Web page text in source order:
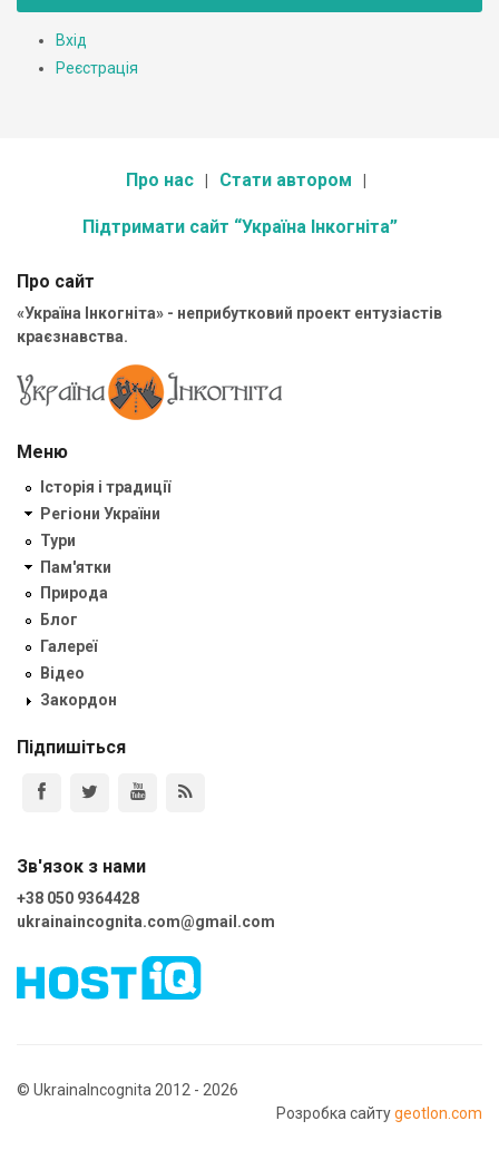
Вхід
Реєстрація
Про нас Стати автором
Підтримати сайт “Україна Інкогніта”
Про сайт
«Україна Інкогніта» - неприбутковий проект ентузіастів
краєзнавства.
Меню
Історія і традиції
Регіони України
Тури
Пам'ятки
Природа
Блог
Галереї
Відео
Закордон
Підпишіться
Зв'язок з нами
+38 050 9364428
ukrainaincognita.com@gmail.com
© UkrainaIncognita 2012 - 2026
Розробка сайтуgeotlon.com